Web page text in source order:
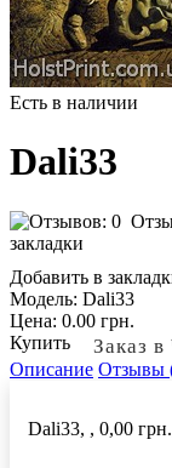
Есть в наличии
Dali33
закладки
Добавить в
Модель: Dali33
Цена: 0.00 грн.
Купить
Заказ
Описание Отзывы
Dali33, , 0,00